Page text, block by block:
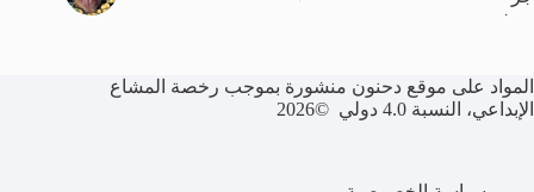
المواد على موقع دحنون منشورة بموجب رخصة المشاع
الإبداعي، النسبة 4.0 دولي ©2026